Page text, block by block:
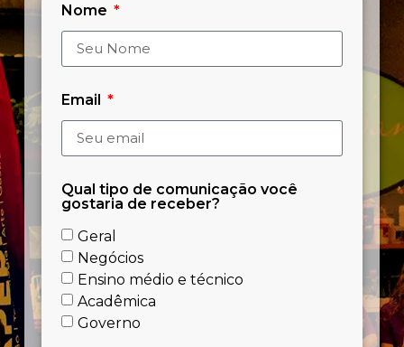
Nome
Email
Qual tipo de comunicação você
gostaria de receber?
Geral
Negócios
Ensino médio e técnico
Acadêmica
Governo